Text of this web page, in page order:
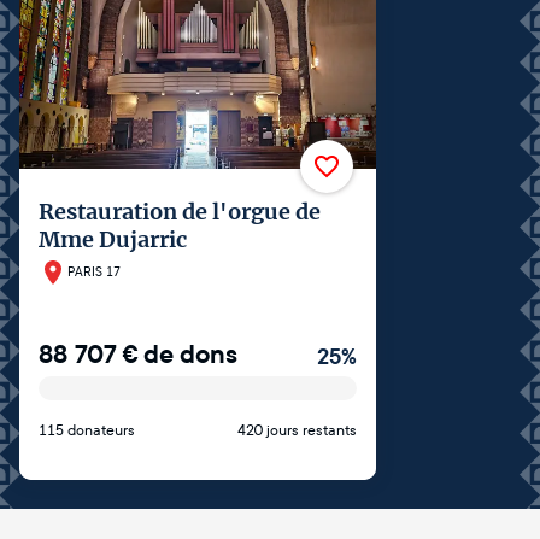
Restauration de l'orgue de
Mme Dujarric
PARIS 17
88 707€de dons 25%
115 donateurs 420 jours restants